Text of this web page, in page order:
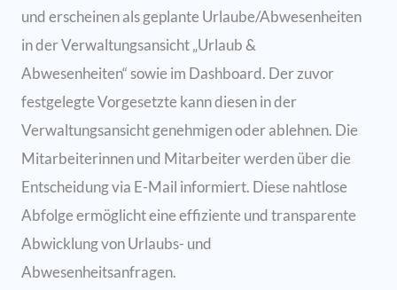
und erscheinen als geplante Urlaube/Abwesenheiten
in der Verwaltungsansicht „Urlaub &
Abwesenheiten“ sowie im Dashboard. Der zuvor
festgelegte Vorgesetzte kann diesen in der
Verwaltungsansicht genehmigen oder ablehnen. Die
Mitarbeiterinnen und Mitarbeiter werden über die
Entscheidung via E-Mail informiert. Diese nahtlose
Abfolge ermöglicht eine effiziente und transparente
Abwicklung von Urlaubs- und
Abwesenheitsanfragen.